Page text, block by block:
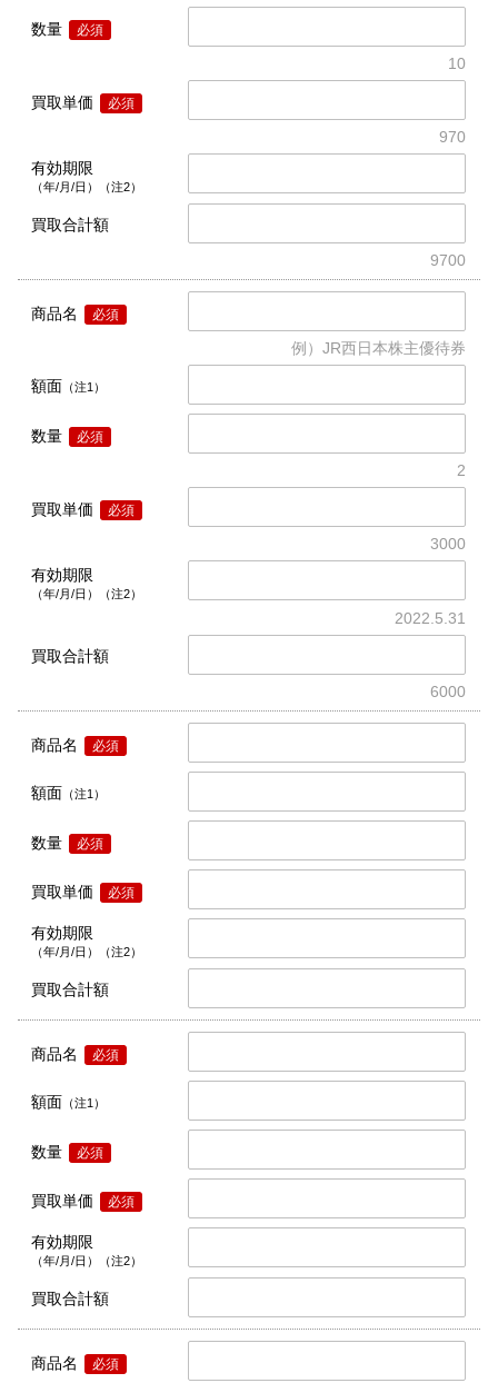
数量 必須
10
買取単価 必須
970
有効期限
（年/月/日）（注2）
買取合計額
9700
商品名 必須
例）JR西日本株主優待券
額面 （注1）
数量 必須
2
買取単価 必須
3000
有効期限
（年/月/日）（注2）
2022.5.31
買取合計額
6000
商品名 必須
額面 （注1）
数量 必須
買取単価 必須
有効期限
（年/月/日）（注2）
買取合計額
商品名 必須
額面 （注1）
数量 必須
買取単価 必須
有効期限
（年/月/日）（注2）
買取合計額
商品名 必須